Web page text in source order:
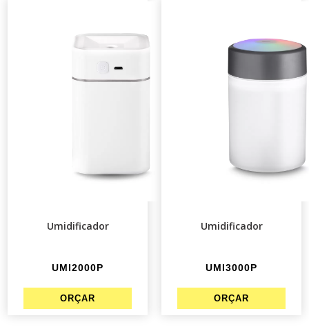
Umidificador
UMI2000P
Umidificador
UMI3000P